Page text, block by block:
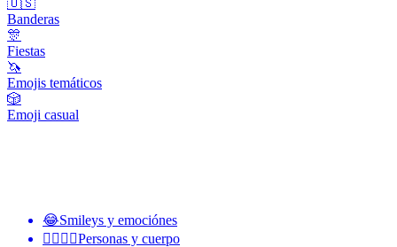
🇺🇸
Banderas
🎊
Fiestas
🦄
Emojis temáticos
🎲
Emoji casual
😂Smileys y emociónes
👩‍❤️‍💋‍👨Personas y cuerpo